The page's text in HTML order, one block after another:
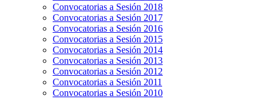
Convocatorias a Sesión 2018
Convocatorias a Sesión 2017
Convocatorias a Sesión 2016
Convocatorias a Sesión 2015
Convocatorias a Sesión 2014
Convocatorias a Sesión 2013
Convocatorias a Sesión 2012
Convocatorias a Sesión 2011
Convocatorias a Sesión 2010